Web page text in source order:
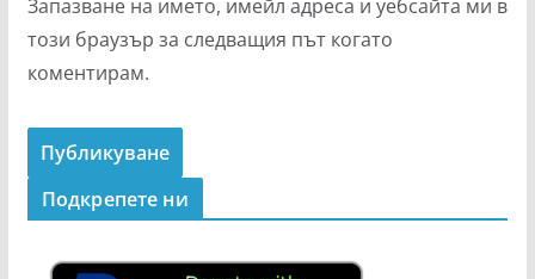
Запазване на името, имейл адреса и уебсайта ми в
този браузър за следващия път когато
коментирам.
Подкрепeте ни